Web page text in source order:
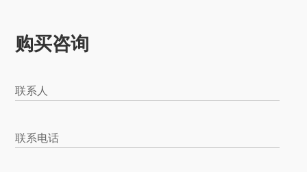
购买咨询
联系人
联系电话